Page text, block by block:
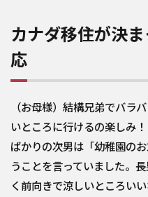
カナダ移住が決
応
（お母様）結構兄弟でバラ
いところに行けるの楽しみ
ばかりの次男は「幼稚園の
うことを言っていました。
く前向きで涼しいところい